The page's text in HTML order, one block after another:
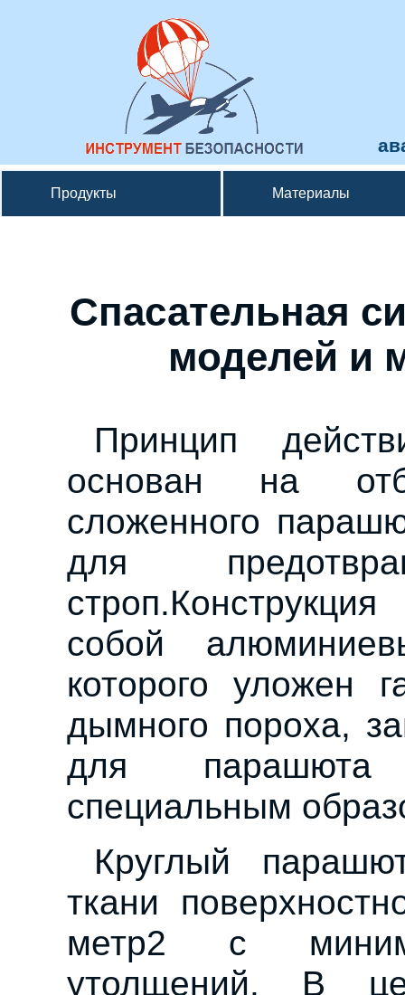
Продукты Материалы
Спасательная
моделей и
Принцип
основан на
сложенного
для
собой
которого уложен
дымного пороха,
для парашюта
специальным
Круглый
ткани
метр2 с
утолщений. В